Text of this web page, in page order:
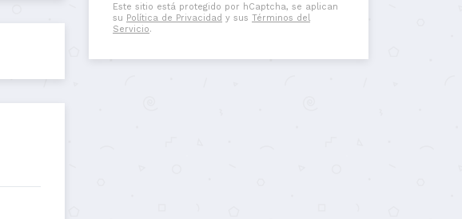
Este sitio está protegido por hCaptcha, se aplican
su Política de Privacidad y sus Términos del
Servicio.